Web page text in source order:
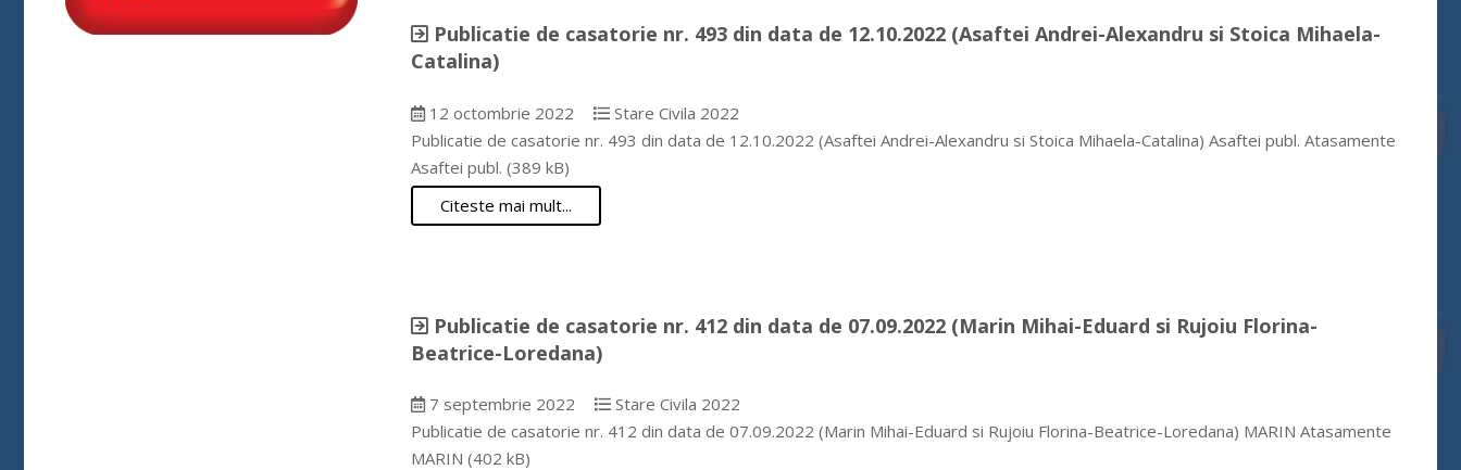
Publicatie de casatorie nr. 493 din data de 12.10.2022 (Asaftei Andrei-Alexandru si Stoica Mihaela-
Catalina)
12 octombrie 2022
Stare Civila 2022
Publicatie de casatorie nr. 493 din data de 12.10.2022 (Asaftei Andrei-Alexandru si Stoica Mihaela-Catalina) Asaftei publ. Atasamente
Asaftei publ. (389 kB)
Citeste mai mult...
Publicatie de casatorie nr. 412 din data de 07.09.2022 (Marin Mihai-Eduard si Rujoiu Florina-
Beatrice-Loredana)
7 septembrie 2022
Stare Civila 2022
Publicatie de casatorie nr. 412 din data de 07.09.2022 (Marin Mihai-Eduard si Rujoiu Florina-Beatrice-Loredana) MARIN Atasamente
MARIN (402 kB)